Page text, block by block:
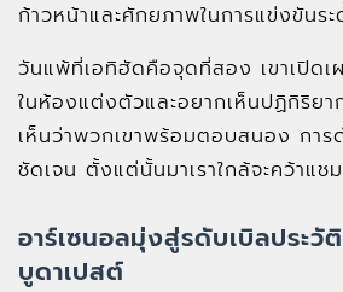
ก้าวหน้าและศักยภาพในการแข่งขันร
วันแพ้ที่เอทิฮัดคือจุดที่สอง เขาเปิดเ
ในห้องแต่งตัวและอยากเห็นปฏิกิริยา
เห็นว่าพวกเขาพร้อมตอบสนอง การ
ชัดเจน ตั้งแต่นั้นมาเราใกล้จะคว้าแช
อาร์เซนอลมุ่งสู่รดับเบิลประวั
บูดาเปสต์